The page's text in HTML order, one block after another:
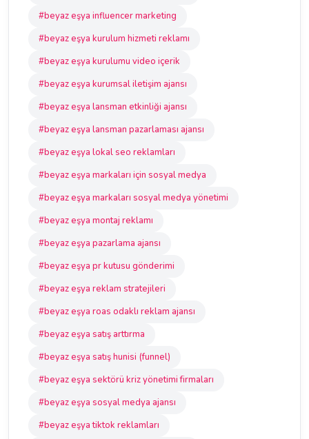
#beyaz eşya influencer marketing
#beyaz eşya kurulum hizmeti reklamı
#beyaz eşya kurulumu video içerik
#beyaz eşya kurumsal iletişim ajansı
#beyaz eşya lansman etkinliği ajansı
#beyaz eşya lansman pazarlaması ajansı
#beyaz eşya lokal seo reklamları
#beyaz eşya markaları için sosyal medya
#beyaz eşya markaları sosyal medya yönetimi
#beyaz eşya montaj reklamı
#beyaz eşya pazarlama ajansı
#beyaz eşya pr kutusu gönderimi
#beyaz eşya reklam stratejileri
#beyaz eşya roas odaklı reklam ajansı
#beyaz eşya satış arttırma
#beyaz eşya satış hunisi (funnel)
#beyaz eşya sektörü kriz yönetimi firmaları
#beyaz eşya sosyal medya ajansı
#beyaz eşya tiktok reklamları